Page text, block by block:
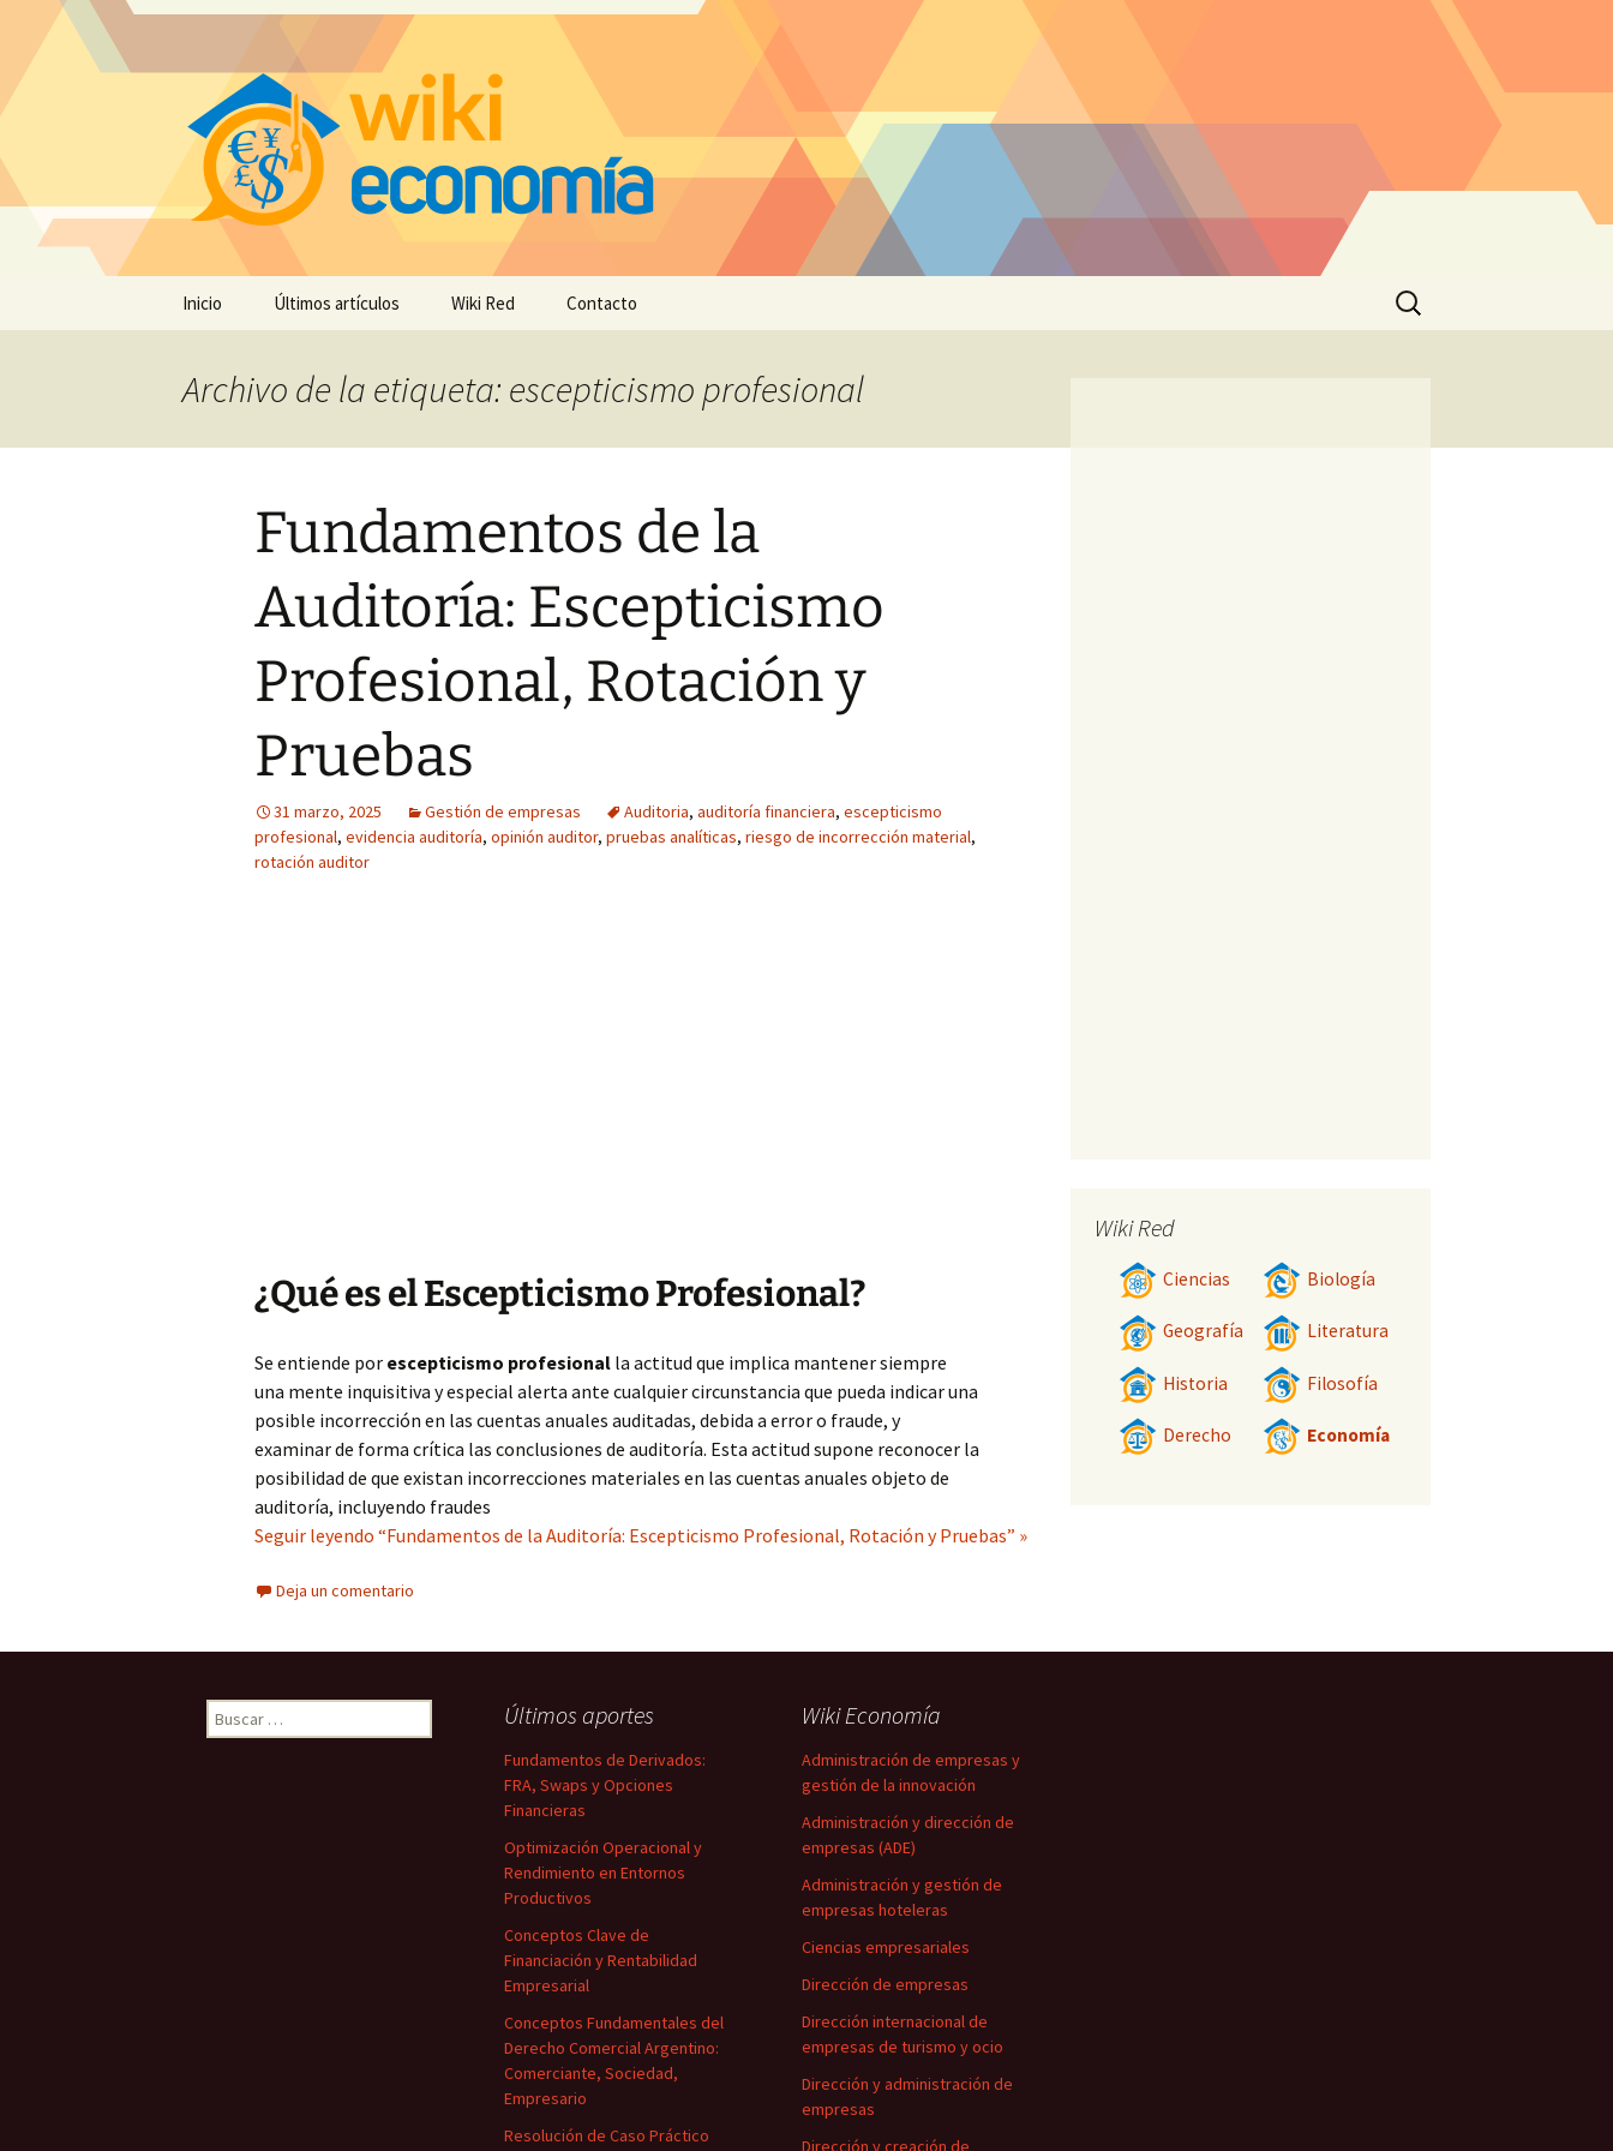
Inicio Últimos artículos Wiki Red Contacto
Buscar:
Archivo de la etiqueta: escepticismo profesional
Fundamentos de la
Auditoría: Escepticismo
Profesional, Rotación y
Pruebas
31 marzo, 2025 Gestión de empresas Auditoria, auditoría financiera, escepticismo
profesional, evidencia auditoría, opinión auditor, pruebas analíticas, riesgo de incorrección material,
rotación auditor
¿Qué es el Escepticismo Profesional?
Se entiende por escepticismo profesional la actitud que implica mantener siempre
una mente inquisitiva y especial alerta ante cualquier circunstancia que pueda indicar una
posible incorrección en las cuentas anuales auditadas, debida a error o fraude, y
examinar de forma crítica las conclusiones de auditoría. Esta actitud supone reconocer la
posibilidad de que existan incorrecciones materiales en las cuentas anuales objeto de
auditoría, incluyendo fraudes
Seguir leyendo “Fundamentos de la Auditoría: Escepticismo Profesional, Rotación y Pruebas” »
Deja un comentario
Wiki Red
Ciencias Biología
Geografía Literatura
Historia Filosofía
Derecho Economía
Buscar: Últimos aportes
Fundamentos de Derivados:
FRA, Swaps y Opciones
Financieras
Optimización Operacional y
Rendimiento en Entornos
Productivos
Conceptos Clave de
Financiación y Rentabilidad
Empresarial
Conceptos Fundamentales del
Derecho Comercial Argentino:
Comerciante, Sociedad,
Empresario
Resolución de Caso Práctico
Wiki Economía
Administración de empresas y
gestión de la innovación
Administración y dirección de
empresas (ADE)
Administración y gestión de
empresas hoteleras
Ciencias empresariales
Dirección de empresas
Dirección internacional de
empresas de turismo y ocio
Dirección y administración de
empresas
Dirección y creación de